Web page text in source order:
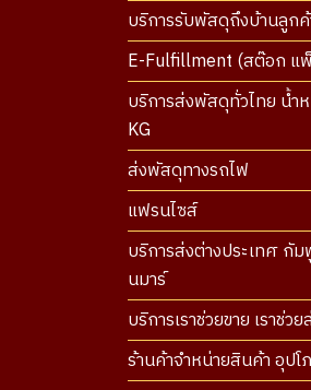
บริการรับพัสดุถึงบ้านลูก
E-Fulfillment (สต๊อก แ
บริการส่งพัสดุทั่วไทย น้ำ
KG
ส่งพัสดุทางรถไฟ
แฟรนไซส์
บริการส่งต่างประเทศ กัม
นมาร์
บริการเราช่วยขาย เราช่วย
ร้านค้าจำหน่ายสินค้า อุปโ